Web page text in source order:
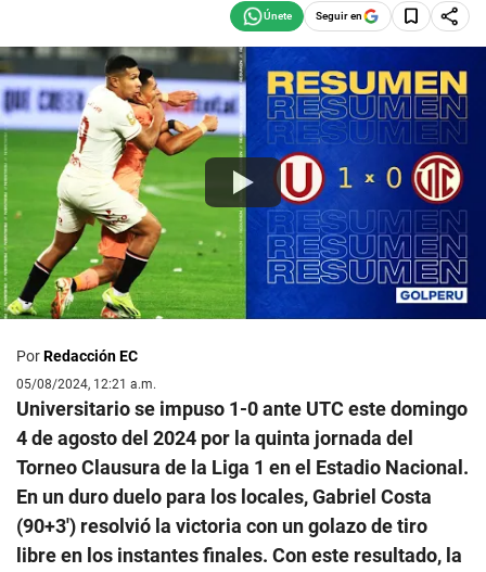
Seguir en
PorRedacción EC
05/08/2024, 12:21 a.m.
Universitario se impuso 1-0 ante UTC este domingo
4 de agosto del 2024 por la quinta jornada del
Torneo Clausura de la Liga 1 en el Estadio Nacional.
En un duro duelo para los locales, Gabriel Costa
(90+3′) resolvió la victoria con un golazo de tiro
libre en los instantes finales. Con este resultado, la